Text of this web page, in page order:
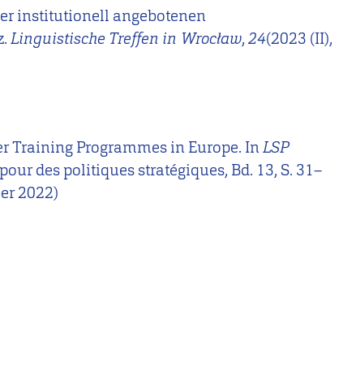
institutionell angebotenen
Linguistische Treffen in Wrocław,24(2023 (II),
Training Programmes in Europe. InLSP
des politiques stratégiques, Bd. 13, S. 31–
2022)